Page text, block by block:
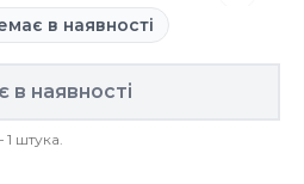
в наявності
в наявності
штука.